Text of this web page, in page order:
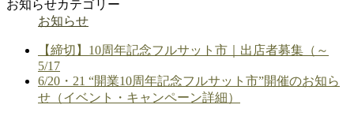
お知らせカテゴリー
お知らせ
【締切】10周年記念フルサット市｜出店者募集（～
5/17
6/20・21 “開業10周年記念フルサット市”開催のお知ら
せ（イベント・キャンペーン詳細）